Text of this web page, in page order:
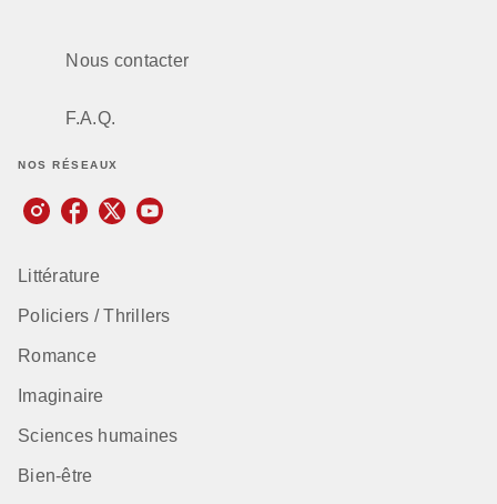
Nous contacter
F.A.Q.
NOS RÉSEAUX
Littérature
Policiers / Thrillers
Romance
Imaginaire
Sciences humaines
Bien-être